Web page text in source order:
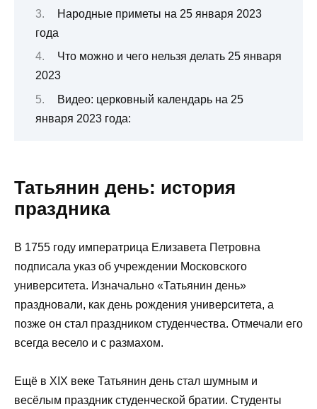
Народные приметы на 25 января 2023
года
Что можно и чего нельзя делать 25 января
2023
Видео: церковный календарь на 25
января 2023 года:
Татьянин день: история
праздника
В 1755 году императрица Елизавета Петровна
подписала указ об учреждении Московского
университета. Изначально «Татьянин день»
праздновали, как день рождения университета, а
позже он стал праздником студенчества. Отмечали его
всегда весело и с размахом.
Ещё в XIX веке Татьянин день стал шумным и
весёлым праздник студенческой братии. Студенты